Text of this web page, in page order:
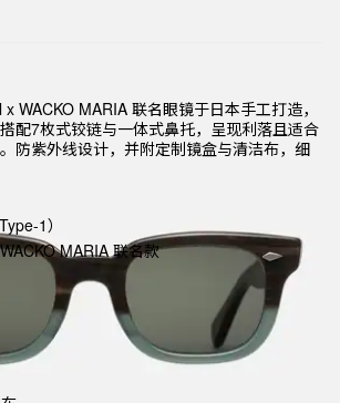
WACKO MARIA 联名眼镜于日本手工打造，
配7枚式铰链与一体式鼻托，呈现利落且适合
防紫外线设计，并附定制镜盒与清洁布，细
1）
MARIA 联名款